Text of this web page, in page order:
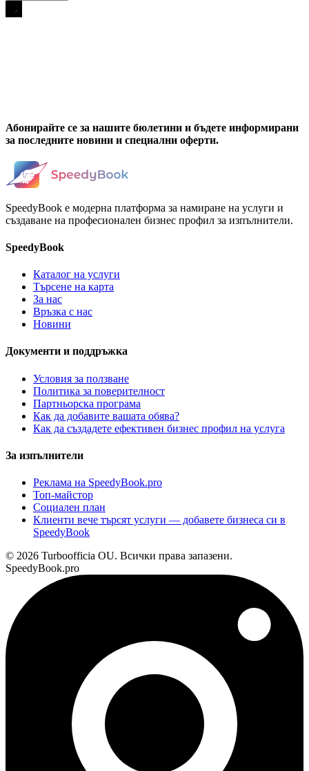
Абонирайте се за нашите бюлетини и бъдете информирани
за последните новини и специални оферти.
SpeedyBook е модерна платформа за намиране на услуги и
създаване на професионален бизнес профил за изпълнители.
SpeedyBook
Каталог на услуги
Търсене на карта
За нас
Връзка с нас
Новини
Документи и поддръжка
Условия за ползване
Политика за поверителност
Партньорска програма
Как да добавите вашата обява?
Как да създадете ефективен бизнес профил на услуга
За изпълнители
Реклама на SpeedyBook.pro
Топ-майстор
Социален план
Клиенти вече търсят услуги — добавете бизнеса си в
SpeedyBook
© 2026 Turboofficia OU. Всички права запазени.
SpeedyBook.pro